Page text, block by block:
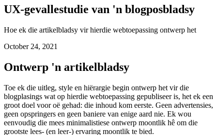
UX-gevallestudie van 'n blogposbladsy
Hoe ek die artikelbladsy vir hierdie webtoepassing ontwerp het
October 24, 2021
Ontwerp 'n artikelbladsy
Toe ek die uitleg, style en hiërargie begin ontwerp het vir die